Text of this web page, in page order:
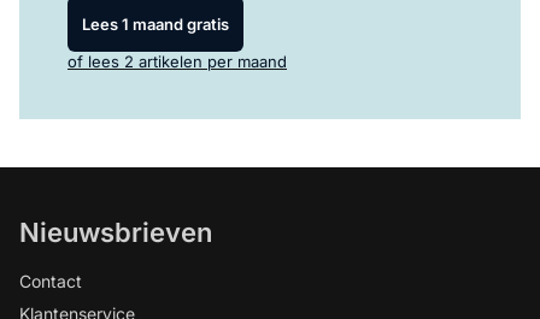
Lees 1 maand gratis
of lees 2 artikelen per maand
Nieuwsbrieven
Contact
Klantenservice